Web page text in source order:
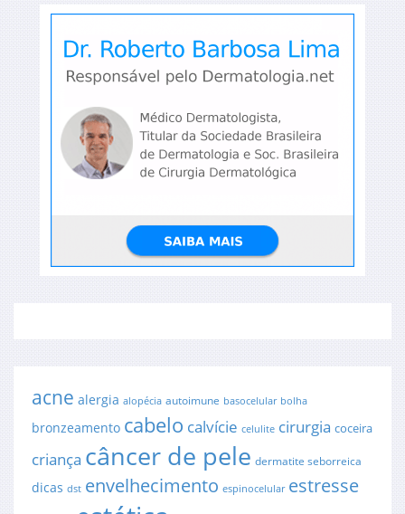
acne alergia alopécia autoimune basocelular bolha
bronzeamento cabelo calvície celulite cirurgia coceira
criança câncer de pele dermatite seborreica
dicas dst envelhecimento espinocelular estresse